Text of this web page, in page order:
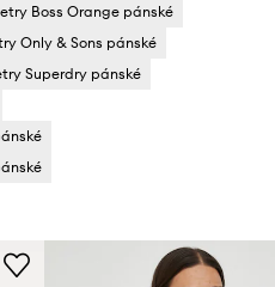
Boss Orange pánské
Only & Sons pánské
Superdry pánské